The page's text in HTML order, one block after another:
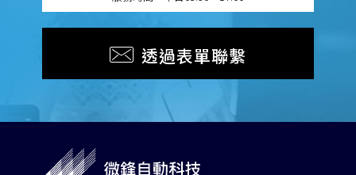
透過表單聯繫